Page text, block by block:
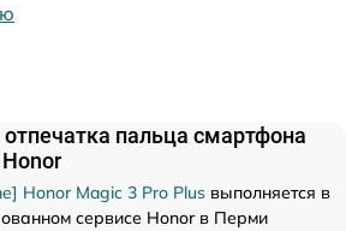
пальца смартфона
Honor Magic 3 Pro Plus выполняется в
сервисе Honor в Перми